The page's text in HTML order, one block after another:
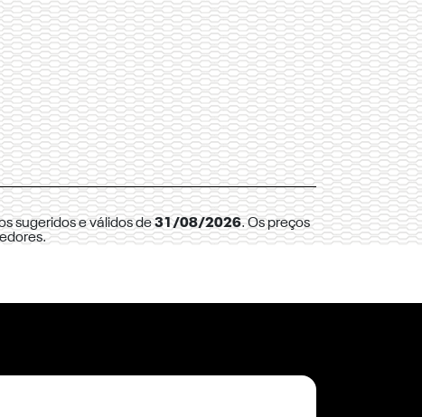
sugeridos e válidos de31/08/2026. Os preços